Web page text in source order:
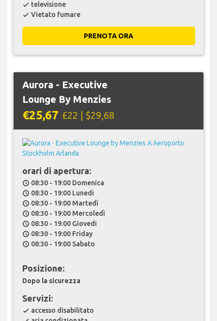
check televisione
check Vietato fumare
PRENOTA ORA
Aurora - Executive
Lounge By Menzies
€25,67 £22 | $29,68
orari di apertura:
schedule 08:30 - 19:00 Domenica
schedule 08:30 - 19:00 Lunedi
schedule 08:30 - 19:00 Martedì
schedule 08:30 - 19:00 Mercoledì
schedule 08:30 - 19:00 Giovedi
schedule 08:30 - 19:00 Friday
schedule 08:30 - 19:00 Sabato
Posizione:
Dopo la sicurezza
Servizi:
check accesso disabilitato